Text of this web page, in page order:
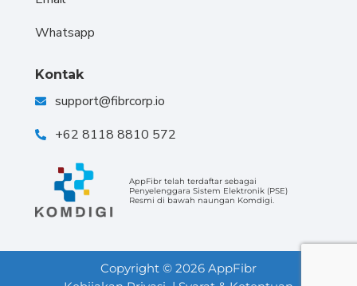
Whatsapp
support@fibrcorp.io
+62 8118 8810 572
Kebijakan Privasi
| Syarat & Ketentuan